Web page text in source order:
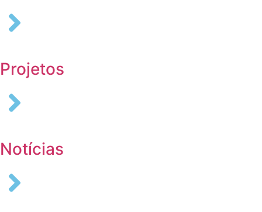
Projetos
Notícias